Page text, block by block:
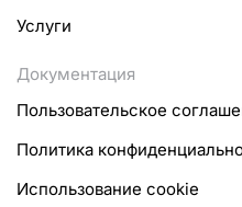
Услуги
Документация
Пользовательское
Политика
Использование cookie